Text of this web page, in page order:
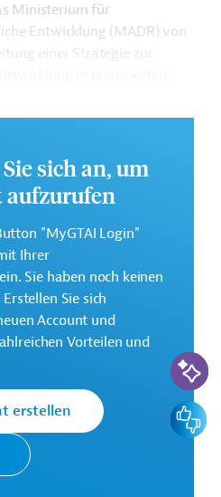
Ministerium für
Entwicklung (MADR) von
einer Strategie zur
Die IDB ist die wichtigste
multilaterale
Finanzierungsinstitution für
Entwicklungsprojekte in der
sich an, um
aufzurufen
"MyGTAI Login"
Ihrer
Sie haben noch keinen
Sie sich
Account und
Vorteilen und
erstellen
KI-